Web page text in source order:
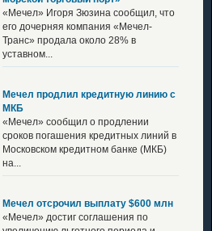
«Мечел» Игоря Зюзина сообщил, что
его дочерняя компания «Мечел-
Транс» продала около 28% в
уставном...
Мечел продлил кредитную линию с
МКБ
«Мечел» сообщил о продлении
сроков погашения кредитных линий в
Московском кредитном банке (МКБ)
на...
Мечел отсрочил выплату $600 млн
«Мечел» достиг соглашения по